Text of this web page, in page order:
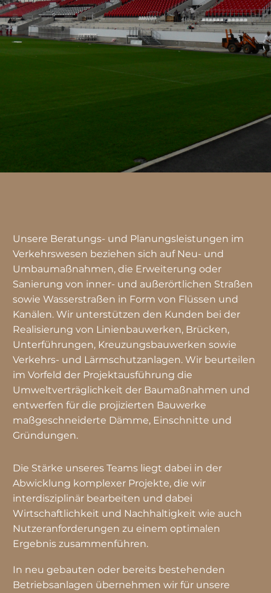
Unsere Beratungs- und Planungsleistungen im
Verkehrswesen beziehen sich auf Neu- und
Umbaumaßnahmen, die Erweiterung oder
Sanierung von inner- und außerörtlichen Straßen
sowie Wasserstraßen in Form von Flüssen und
Kanälen. Wir unterstützen den Kunden bei der
Realisierung von Linienbauwerken, Brücken,
Unterführungen, Kreuzungsbauwerken sowie
Verkehrs- und Lärmschutzanlagen. Wir beurteilen
im Vorfeld der Projektausführung die
Umweltverträglichkeit der Baumaßnahmen und
entwerfen für die projizierten Bauwerke
maßgeschneiderte Dämme, Einschnitte und
Gründungen.
Die Stärke unseres Teams liegt dabei in der
Abwicklung komplexer Projekte, die wir
interdisziplinär bearbeiten und dabei
Wirtschaftlichkeit und Nachhaltigkeit wie auch
Nutzeranforderungen zu einem optimalen
Ergebnis zusammenführen.
In neu gebauten oder bereits bestehenden
Betriebsanlagen übernehmen wir für unsere